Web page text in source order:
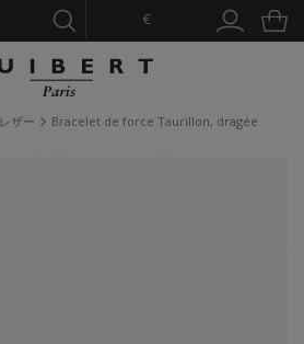
€
レザー Bracelet de force Taurillon, dragée